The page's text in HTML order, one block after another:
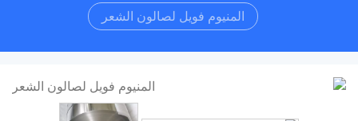
المنيوم فويل لصالون الشعر